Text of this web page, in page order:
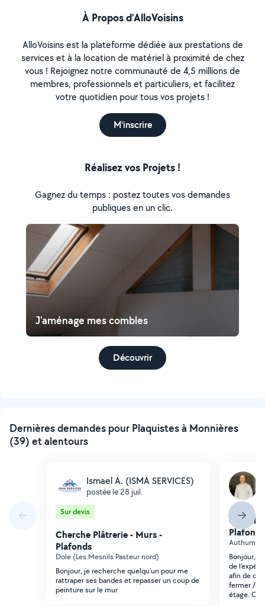
À Propos d’AlloVoisins
AlloVoisins est la plateforme dédiée aux prestations de
services et à la location de matériel à proximité de chez
vous ! Rejoignez notre communauté de 4,5 millions de
membres, professionnels et particuliers, et facilitez
votre quotidien pour tous vos projets !
M'inscrire
Réalisez vos Projets !
Gagnez du temps : postez toutes vos demandes
publiques en un clic.
J'aménage mes combles
Découvrir
Dernières demandes pour Plaquistes à Monnières
(39) et alentours
Ismael A. (ISMA SERVICES)
postée le 28 juil.
Sur devis
Cherche Plâtrerie - Murs -
Plafonds
Dole (Les Mesnils Pasteur nord)
Bonjour, je recherche quelqu'un pour me
rattraper ses bandes et repasser un coup de
peinture sur le mur
Plafonds
Authume
Bonjour,
de
afin de
fermer /
étage.